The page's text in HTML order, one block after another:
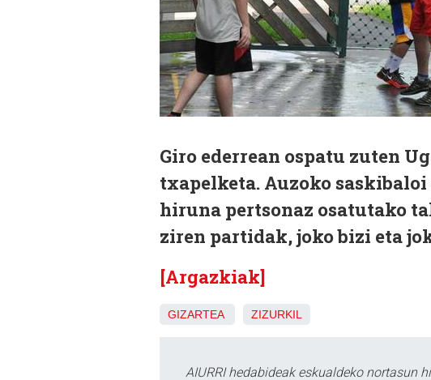
Giro ederrean ospatu zuten
txapelketa. Auzoko
hiruna pertsonaz osatutako
ziren partidak, joko bizi eta
[Argazkiak]
GIZARTEA ZIZURKIL
AIURRI hedabideak eskualdeko nortasun